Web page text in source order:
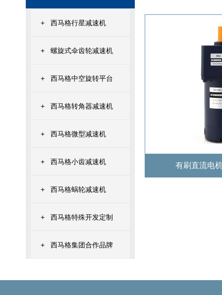
+ 西马格行星减速机
+ 螺旋式伞齿轮减速机
+ 西马格中空旋转平台
+ 西马格转角器减速机
+ 西马格微型减速机
+ 西马格小齿减速机
+ 西马格蜗轮减速机
+ 西马格特殊开发定制
+ 西马格集团合作品牌
有刷直流电